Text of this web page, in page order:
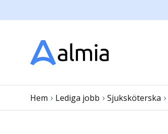
Hem › Lediga jobb › Sjuksköterska ›